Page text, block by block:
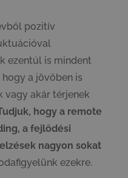
pozitív
ezentúl is mindent
a jövőben is
vagy akár térjenek
hogy a remote
a fejlődési
nagyon sokat
ezekre.